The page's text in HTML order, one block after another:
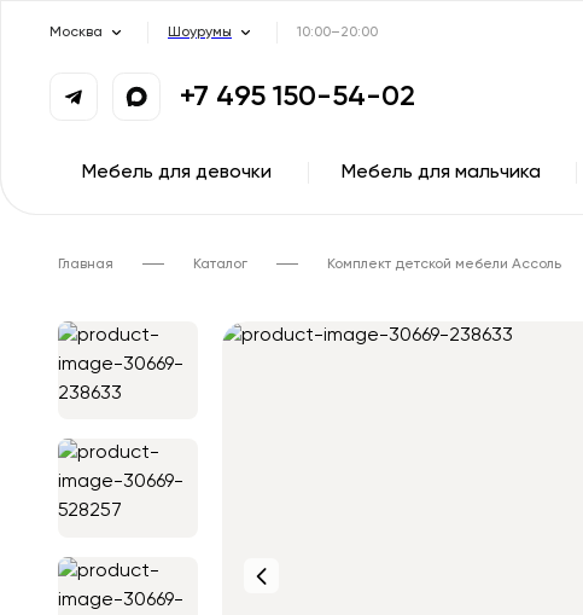
Москва Шоурумы 10:00–20:00
+7 495 150-54-02
Мебель для девочки Мебель для мальчика
Главная Каталог Комплект детской мебели Ассоль